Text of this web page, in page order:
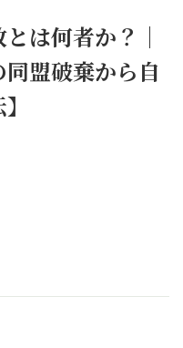
は何者か？｜
盟破棄から自